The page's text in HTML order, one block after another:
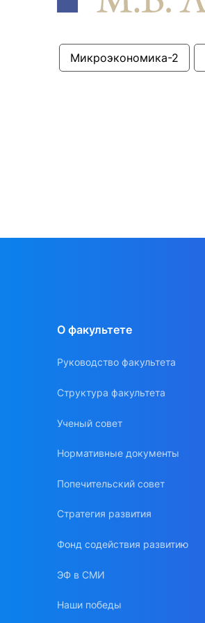
Микроэкономика-2
О факультете
Руководство факультета
Структура факультета
Ученый совет
Нормативные документы
Попечительский совет
Стратегия развития
Фонд содействия развитию
ЭФ в СМИ
Наши победы